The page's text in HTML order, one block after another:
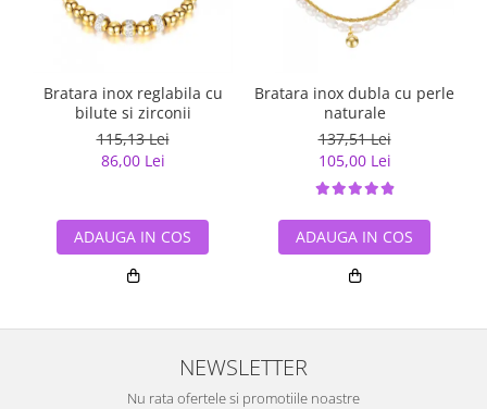
Bratara inox reglabila cu
bilute si zirconii
115,13 Lei
86,00 Lei
ADAUGA IN COS
Bratara inox dubla cu perle
naturale
137,51 Lei
105,00 Lei
ADAUGA IN COS
NEWSLETTER
Nu rata ofertele si promotiile noastre